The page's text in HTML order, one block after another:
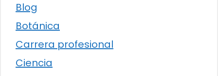
Blog
Botánica
Carrera profesional
Ciencia